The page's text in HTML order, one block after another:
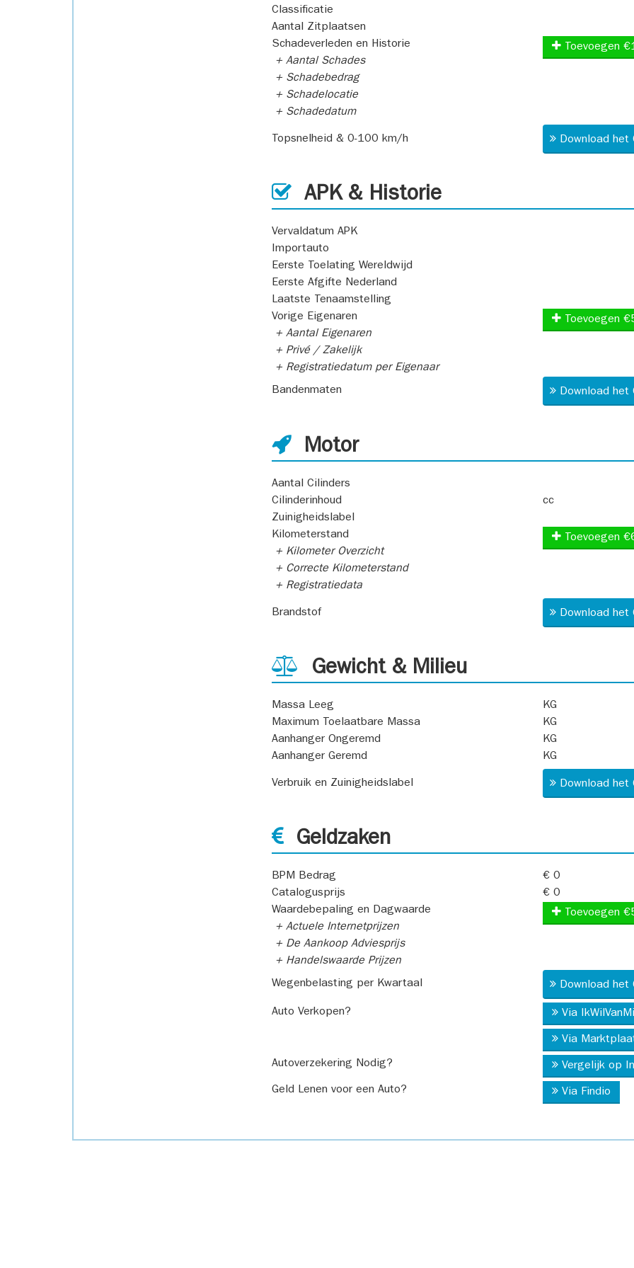
Classificatie
Aantal Zitplaatsen
Schadeverleden en Historie
+ Aantal Schades
+ Schadebedrag
+ Schadelocatie
+ Schadedatum
Toevoegen
Topsnelheid & 0-100 km/h Download
APK & Historie
Vervaldatum APK
Importauto
Eerste Toelating Wereldwijd
Eerste Afgifte Nederland
Laatste Tenaamstelling
Vorige Eigenaren
+ Aantal Eigenaren
+ Privé / Zakelijk
+ Registratiedatum per Eigenaar
Toevoegen
Bandenmaten Download
Motor
Aantal Cilinders
Cilinderinhoud
cc
Zuinigheidslabel
Kilometerstand
+ Kilometer Overzicht
+ Correcte Kilometerstand
+ Registratiedata
Toevoegen
Brandstof Download
Gewicht & Milieu
Massa Leeg
KG
Maximum Toelaatbare Massa
KG
Aanhanger Ongeremd
KG
Aanhanger Geremd
KG
Verbruik en Zuinigheidslabel Download
Geldzaken
BPM Bedrag
€ 0
Catalogusprijs
€ 0
Waardebepaling en Dagwaarde
+ Actuele Internetprijzen
+ De Aankoop Adviesprijs
+ Handelswaarde Prijzen
Toevoegen
Wegenbelasting per Kwartaal Download
Auto Verkopen? Via
Via
Autoverzekering Nodig? Vergelijk op
Geld Lenen voor een Auto? Via Findio